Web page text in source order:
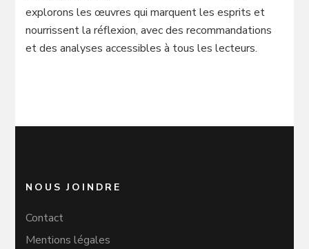
explorons les œuvres qui marquent les esprits et
nourrissent la réflexion, avec des recommandations
et des analyses accessibles à tous les lecteurs.
NOUS JOINDRE
Contact
Mentions légales